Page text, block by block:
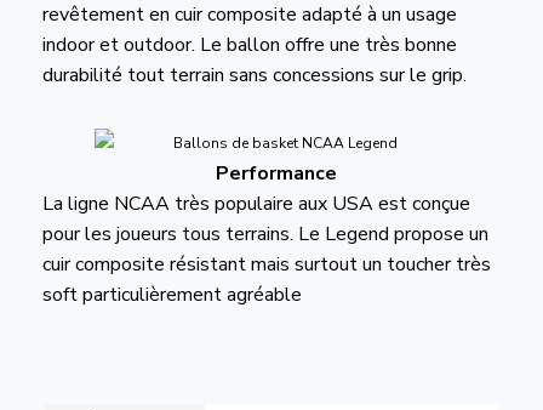
revêtement en cuir composite adapté à un usage
indoor et outdoor. Le ballon offre une très bonne
durabilité tout terrain sans concessions sur le grip.
Performance
La ligne NCAA très populaire aux USA est conçue
pour les joueurs tous terrains. Le Legend propose un
cuir composite résistant mais surtout un toucher très
soft particulièrement agréable